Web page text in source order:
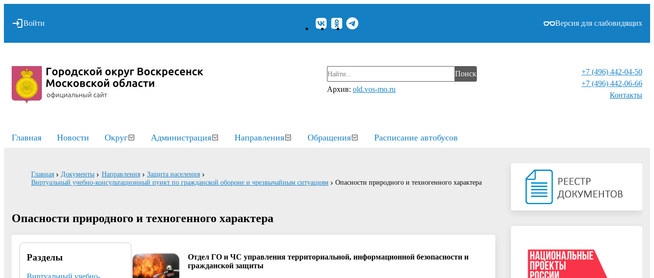
Войти Версия для слабовидящих
Поиск
Архив: old.vos-mo.ru
+7 (496) 442-04-50
+7 (496) 442-06-66
Контакты⁠
Главная Новости Округ Администрация Направления Обращения Расписание автобусов
Главная Документы Направления
Защита населения
Виртуальный учебно-консультационный пункт по гражданской обороне и чрезвычайным ситуациям
Опасности природного и техногенного характера
Опасности природного и техногенного характера
Разделы
Виртуальный учебно-
Отдел ГО и ЧС управления территориальной, информационной безопасности и
гражданской защиты